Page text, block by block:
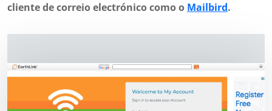
cliente de correio electrónico como o Mailbird.